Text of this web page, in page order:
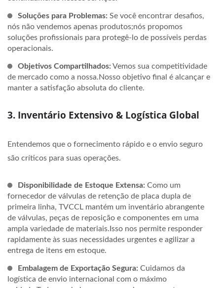
Soluções para Problemas: Se você encontrar desafios,
nós não vendemos apenas produtos;nós propomos
soluções profissionais para protegê-lo de possíveis perdas
operacionais.
Objetivos Compartilhados: Vemos sua competitividade
de mercado como a nossa.Nosso objetivo final é alcançar e
manter a satisfação absoluta do cliente.
3. Inventário Extensivo & Logística Global
Entendemos que o fornecimento rápido e o envio seguro
são críticos para suas operações.
Disponibilidade de Estoque Extensa: Como um
fornecedor de válvulas de retenção de placa dupla de
primeira linha, TVCCL mantém um inventário abrangente
de válvulas, peças de reposição e componentes em uma
ampla variedade de materiais.Isso nos permite responder
rapidamente às suas necessidades urgentes e agilizar a
entrega de itens em estoque.
Embalagem de Exportação Segura: Cuidamos da
logística de envio internacional com o máximo